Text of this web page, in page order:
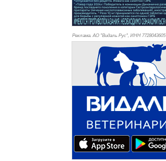
Реклама. АО "Видаль Рус", ИНН 7728043605